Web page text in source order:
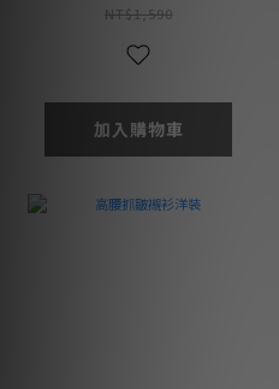
NT$1,590
加入購物車